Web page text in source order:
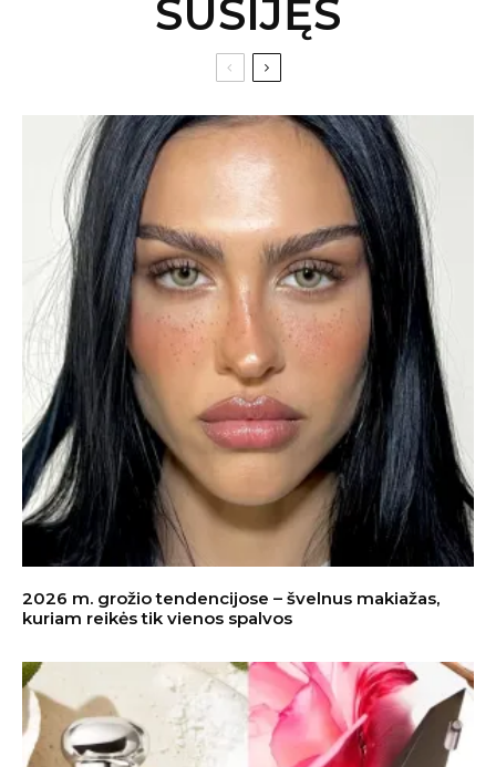
SUSIJĘS
2026 m. grožio tendencijose – švelnus makiažas,
kuriam reikės tik vienos spalvos